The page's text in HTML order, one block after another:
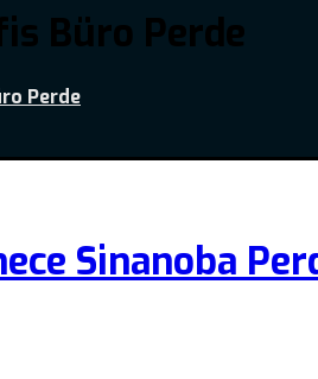
Büro Perde
Perde
Sinanoba